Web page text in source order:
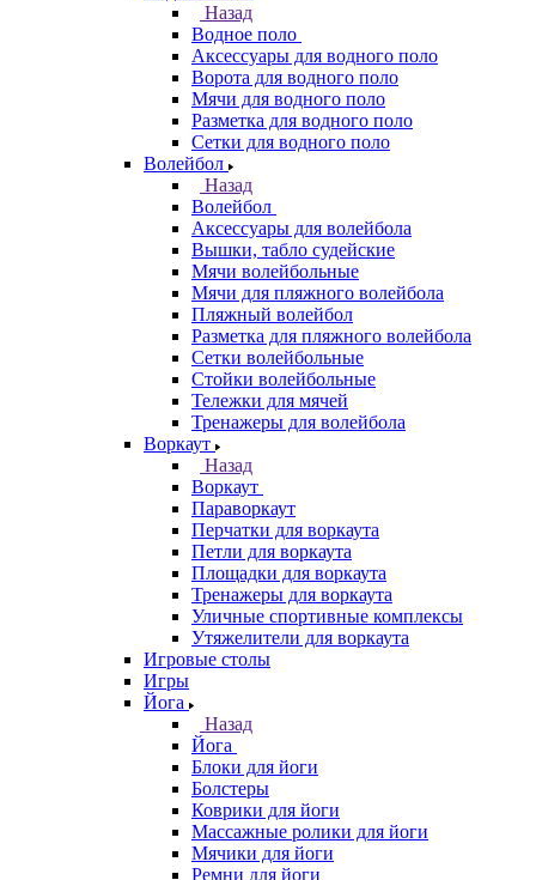
Назад
Водное поло
Аксессуары для водного поло
Ворота для водного поло
Мячи для водного поло
Разметка для водного поло
Сетки для водного поло
Волейбол
Назад
Волейбол
Аксессуары для волейбола
Вышки, табло судейские
Мячи волейбольные
Мячи для пляжного волейбола
Пляжный волейбол
Разметка для пляжного волейбола
Сетки волейбольные
Стойки волейбольные
Тележки для мячей
Тренажеры для волейбола
Воркаут
Назад
Воркаут
Параворкаут
Перчатки для воркаута
Петли для воркаута
Площадки для воркаута
Тренажеры для воркаута
Уличные спортивные комплексы
Утяжелители для воркаута
Игровые столы
Игры
Йога
Назад
Йога
Блоки для йоги
Болстеры
Коврики для йоги
Массажные ролики для йоги
Мячики для йоги
Ремни для йоги